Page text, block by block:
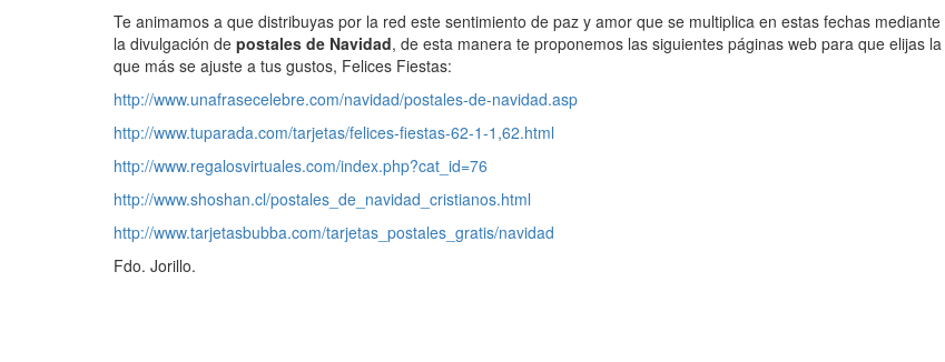
Te animamos a que distribuyas por la red este sentimiento de paz y amor que se multiplica en estas fechas mediante
la divulgación de postales de Navidad, de esta manera te proponemos las siguientes páginas web para que elijas la
que más se ajuste a tus gustos, Felices Fiestas:
http://www.unafrasecelebre.com/navidad/postales-de-navidad.asp
http://www.tuparada.com/tarjetas/felices-fiestas-62-1-1,62.html
http://www.regalosvirtuales.com/index.php?cat_id=76
http://www.shoshan.cl/postales_de_navidad_cristianos.html
http://www.tarjetasbubba.com/tarjetas_postales_gratis/navidad
Fdo. Jorillo.